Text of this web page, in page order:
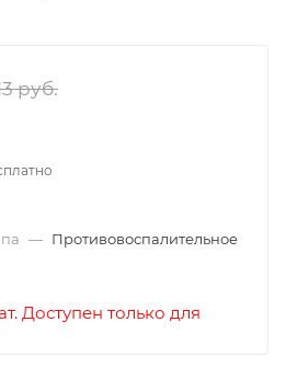
руб.
— Противовоспалительное
Доступен только для